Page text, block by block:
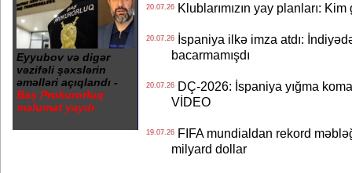
Eyyubov və digər
vəzifəli şəxslərin
əməlləri açıqlandı -
Baş Prokurorluq
məlumat yaydı
20.07.26Klublarımızın yay planları:
20.07.26İspaniya ilkə imza atdı:
bacarmamışdı
20.07.26DÇ-2026: İspaniya yığma
VİDEO
19.07.26FIFA mundialdan rekord
milyard dollar